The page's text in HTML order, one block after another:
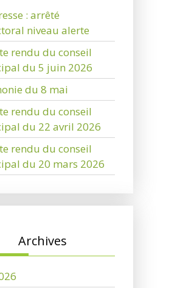
: arrêté
niveau alerte
rendu du conseil
du 5 juin 2026
du 8 mai
rendu du conseil
du 22 avril 2026
rendu du conseil
du 20 mars 2026
Archives